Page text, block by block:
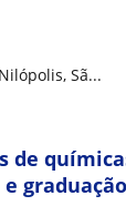
Sã...
de
graduação